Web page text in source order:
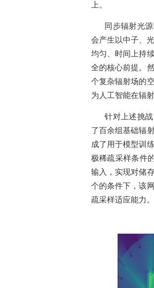
上。
同步辐射光
会产生以中子、
均匀、时间上持
全的核心前提。
个复杂辐射场的
为人工智能在辐
针对上述挑
了百余组基础辐
成了用于模型训
极稀疏采样条件
输入，实现对储
个的条件下，该
疏采样适应能力。